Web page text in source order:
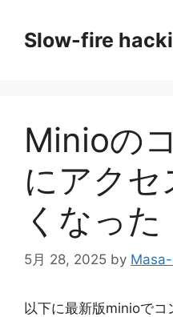
Slow-fire
Minioの
にアクセ
くなった
5月 28, 2025 by
以下に最新版minioでコ